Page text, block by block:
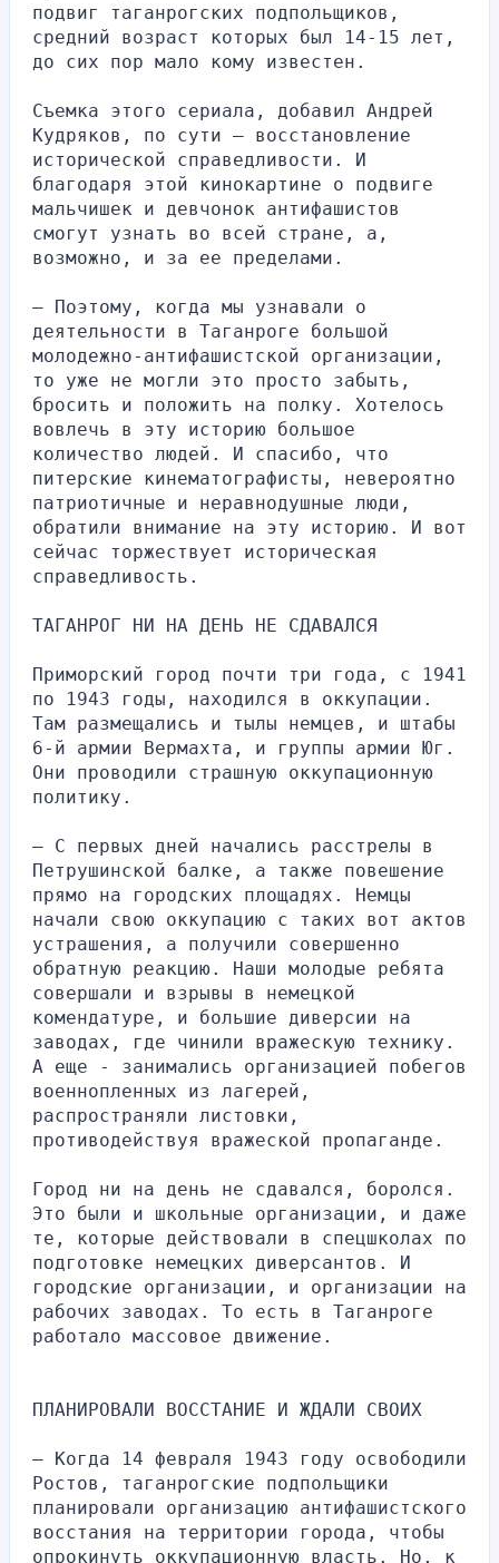
подвиг таганрогских подпольщиков,
средний возраст которых был 14-15 лет,
до сих пор мало кому известен.
Съемка этого сериала, добавил Андрей
Кудряков, по сути — восстановление
исторической справедливости. И
благодаря этой кинокартине о подвиге
мальчишек и девчонок антифашистов
смогут узнать во всей стране, а,
возможно, и за ее пределами.
— Поэтому, когда мы узнавали о
деятельности в Таганроге большой
молодежно-антифашистской организации,
то уже не могли это просто забыть,
бросить и положить на полку. Хотелось
вовлечь в эту историю большое
количество людей. И спасибо, что
питерские кинематографисты, невероятно
патриотичные и неравнодушные люди,
обратили внимание на эту историю. И вот
сейчас торжествует историческая
справедливость.
ТАГАНРОГ НИ НА ДЕНЬ НЕ СДАВАЛСЯ
Приморский город почти три года, с 1941
по 1943 годы, находился в оккупации.
Там размещались и тылы немцев, и штабы
6-й армии Вермахта, и группы армии Юг.
Они проводили страшную оккупационную
политику.
— С первых дней начались расстрелы в
Петрушинской балке, а также повешение
прямо на городских площадях. Немцы
начали свою оккупацию с таких вот актов
устрашения, а получили совершенно
обратную реакцию. Наши молодые ребята
совершали и взрывы в немецкой
комендатуре, и большие диверсии на
заводах, где чинили вражескую технику.
А еще - занимались организацией побегов
военнопленных из лагерей,
распространяли листовки,
противодействуя вражеской пропаганде.
Город ни на день не сдавался, боролся.
Это были и школьные организации, и даже
те, которые действовали в спецшколах по
подготовке немецких диверсантов. И
городские организации, и организации на
рабочих заводах. То есть в Таганроге
работало массовое движение.
ПЛАНИРОВАЛИ ВОССТАНИЕ И ЖДАЛИ СВОИХ
— Когда 14 февраля 1943 году освободили
Ростов, таганрогские подпольщики
планировали организацию антифашистского
восстания на территории города, чтобы
опрокинуть оккупационную власть. Но, к